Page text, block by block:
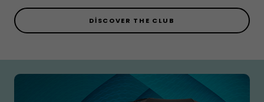
DISCOVER THE CLUB